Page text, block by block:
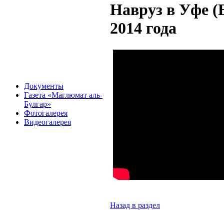
Документы
Газета «Маглюмат аль-
Булгар»
Фотогалерея
Видеогалерея
Навруз в Уфе
2014 года
Назад в раздел